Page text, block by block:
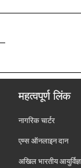
महत्वपूर्ण लिंक
नागरिक चार्टर
एम्स ऑनलाइन दान
अखिल भारतीय